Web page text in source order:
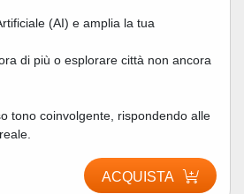
(AI) e amplia la tua
di più o esplorare città non ancora
tono coinvolgente, rispondendo alle
ACQUISTA